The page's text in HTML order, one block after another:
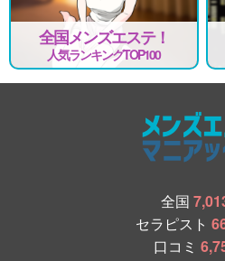
全国メンズエステ！
人気ランキングTOP100
全国
セラピスト
口コミ